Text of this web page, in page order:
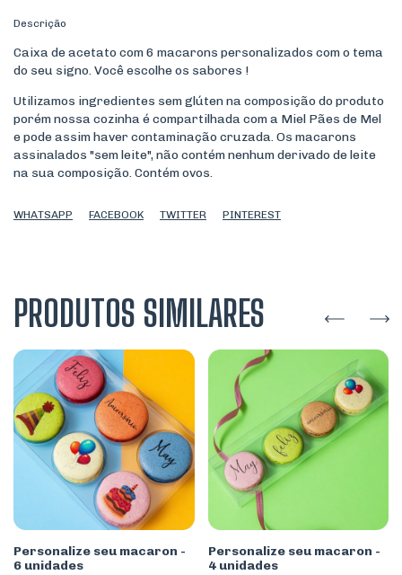
Descrição
Caixa de acetato com 6 macarons personalizados com o tema
do seu signo. Você escolhe os sabores !
Utilizamos ingredientes sem glúten na composição do produto
porém nossa cozinha é compartilhada com a Miel Pães de Mel
e pode assim haver contaminação cruzada. Os macarons
assinalados "sem leite", não contém nenhum derivado de leite
na sua composição. Contém ovos.
WHATSAPP FACEBOOK TWITTER PINTEREST
PRODUTOS SIMILARES
Personalize seu macaron -
6 unidades
Personalize seu macaron -
4 unidades